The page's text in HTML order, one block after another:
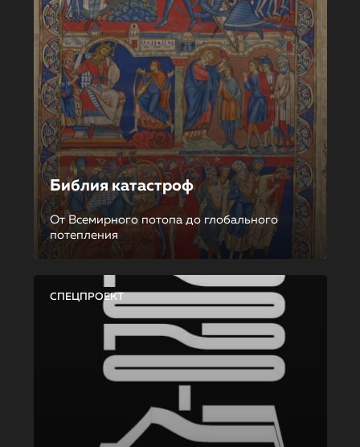
Библия катастроф
От Всемирного потопа до глобального
потепления
СПЕЦПРОЕКТ